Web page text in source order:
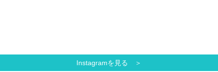
Instagramを見る ＞